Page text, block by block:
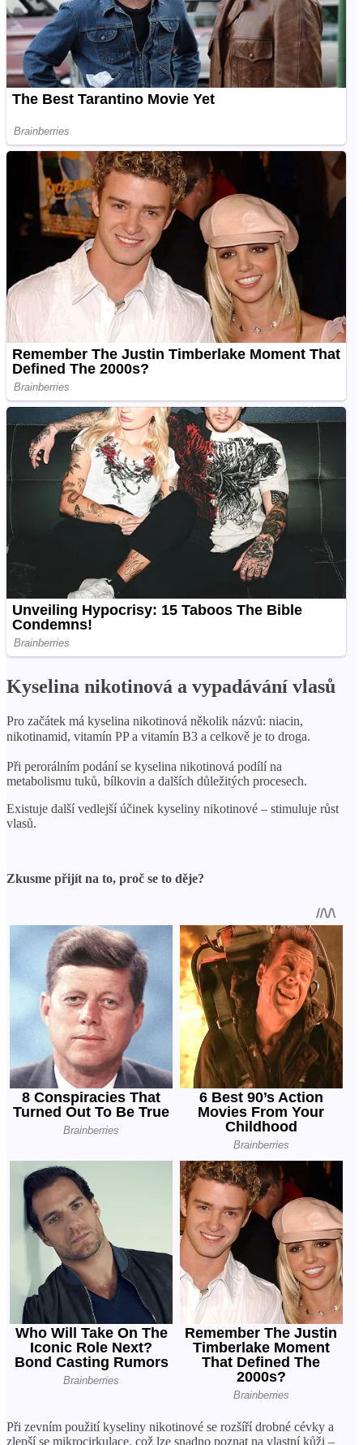
Kyselina nikotinová a vypadávání vlasů
Pro začátek má kyselina nikotinová několik názvů: niacin,
nikotinamid, vitamín PP a vitamín B3 a celkově je to droga. ⠀
Při perorálním podání se kyselina nikotinová podílí na
metabolismu tuků, bílkovin a dalších důležitých procesech.
Existuje další vedlejší účinek kyseliny nikotinové – stimuluje růst
vlasů.
Zkusme přijít na to, proč se to děje?
Při zevním použití kyseliny nikotinové se rozšíří drobné cévky a
zlepší se mikrocirkulace, což lze snadno poznat na vlastní kůži –